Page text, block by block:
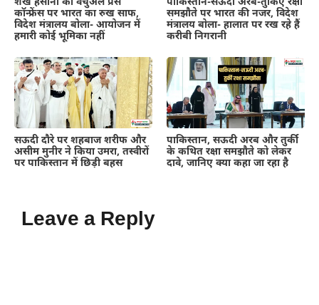
कॉन्फ्रेंस पर भारत का रुख साफ,
विदेश मंत्रालय बोला- आयोजन में
हमारी कोई भूमिका नहीं
समझौते पर भारत की नजर, विदेश
मंत्रालय बोला- हालात पर रख रहे हैं
करीबी निगरानी
सऊदी दौरे पर शहबाज शरीफ और
असीम मुनीर ने किया उमरा, तस्वीरों
पर पाकिस्तान में छिड़ी बहस
पाकिस्तान, सऊदी अरब और तुर्की
के कथित रक्षा समझौते को लेकर
दावे, जानिए क्या कहा जा रहा है
Leave a Reply